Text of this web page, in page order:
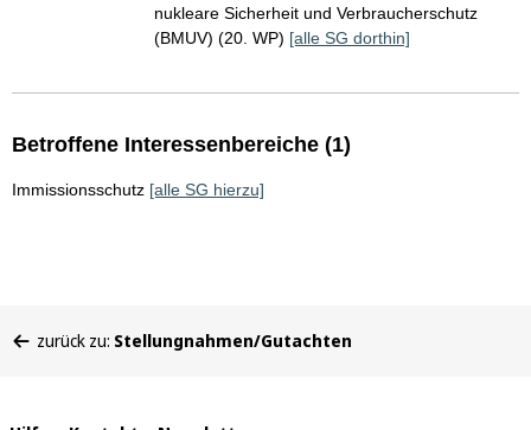
nukleare Sicherheit und Verbraucherschutz
(BMUV) (20. WP) [alle SG dorthin]
Betroffene Interessenbereiche (1)
Immissionsschutz [alle SG hierzu]
befinden
zurück zu: Stellungnahmen/Gutachten